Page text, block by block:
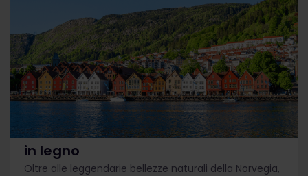
Città pittoresche e splendide chiese
in legno
Oltre alle leggendarie bellezze naturali della Norvegia,